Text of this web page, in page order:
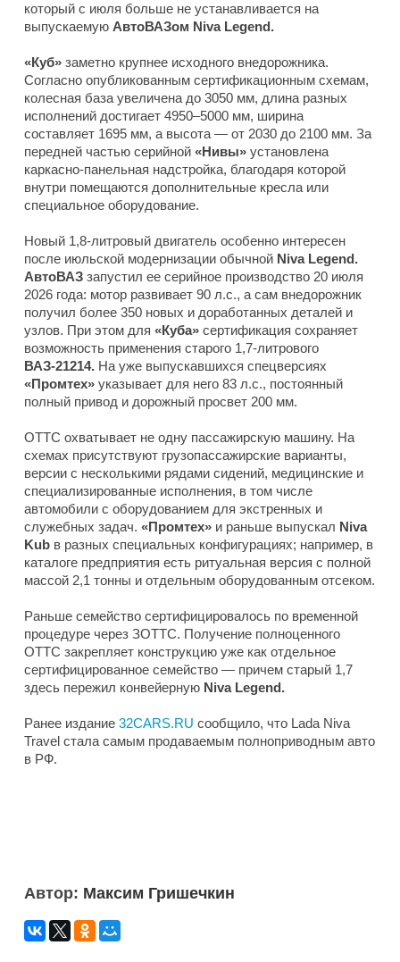
который с июля больше не устанавливается на
выпускаемую АвтоВАЗом Niva Legend.
«Куб» заметно крупнее исходного внедорожника.
Согласно опубликованным сертификационным схемам,
колесная база увеличена до 3050 мм, длина разных
исполнений достигает 4950–5000 мм, ширина
составляет 1695 мм, а высота — от 2030 до 2100 мм. За
передней частью серийной «Нивы» установлена
каркасно-панельная надстройка, благодаря которой
внутри помещаются дополнительные кресла или
специальное оборудование.
Новый 1,8-литровый двигатель особенно интересен
после июльской модернизации обычной Niva Legend.
АвтоВАЗ запустил ее серийное производство 20 июля
2026 года: мотор развивает 90 л.с., а сам внедорожник
получил более 350 новых и доработанных деталей и
узлов. При этом для «Куба» сертификация сохраняет
возможность применения старого 1,7-литрового
ВАЗ-21214. На уже выпускавшихся спецверсиях
«Промтех» указывает для него 83 л.с., постоянный
полный привод и дорожный просвет 200 мм.
ОТТС охватывает не одну пассажирскую машину. На
схемах присутствуют грузопассажирские варианты,
версии с несколькими рядами сидений, медицинские и
специализированные исполнения, в том числе
автомобили с оборудованием для экстренных и
служебных задач. «Промтех» и раньше выпускал Niva
Kub в разных специальных конфигурациях; например, в
каталоге предприятия есть ритуальная версия с полной
массой 2,1 тонны и отдельным оборудованным отсеком.
Раньше семейство сертифицировалось по временной
процедуре через ЗОТТС. Получение полноценного
ОТТС закрепляет конструкцию уже как отдельное
сертифицированное семейство — причем старый 1,7
здесь пережил конвейерную Niva Legend.
Ранее издание 32CARS.RU сообщило, что Lada Niva
Travel стала самым продаваемым полноприводным авто
в РФ.
Автор: Максим Гришечкин